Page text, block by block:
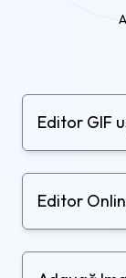
Editor GIF
Editor